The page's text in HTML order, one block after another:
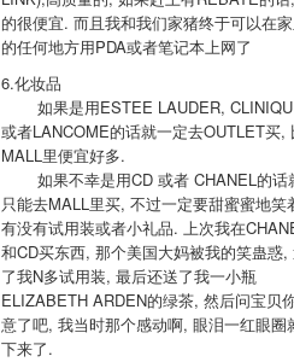
的很便宜. 而且我和我们家猪终于可以在
的任何地方用PDA或者笔记本上网了
6.化妆品
如果是用ESTEE LAUDER,
或者LANCOME的话就一定去OUTLET买,
MALL里便宜好多.
如果不幸是用CD 或者 CHANEL的话
只能去MALL里买, 不过一定要甜蜜蜜地笑
有没有试用装或者小礼品. 上次我在
和CD买东西, 那个美国大妈被我的笑蛊惑,
了我N多试用装, 最后还送了我一小瓶
ELIZABETH ARDEN的绿茶, 然后问宝贝
意了吧, 我当时那个感动啊, 眼泪一红眼圈
下来了.